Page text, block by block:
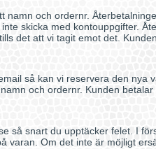
namn och ordernr.
skicka med kontouppgifter.
det att vi tagit emot det.
så kan vi reservera den nya
och ordernr. Kunden
så snart du upptäcker felet. I
varan. Om det inte är möjligt